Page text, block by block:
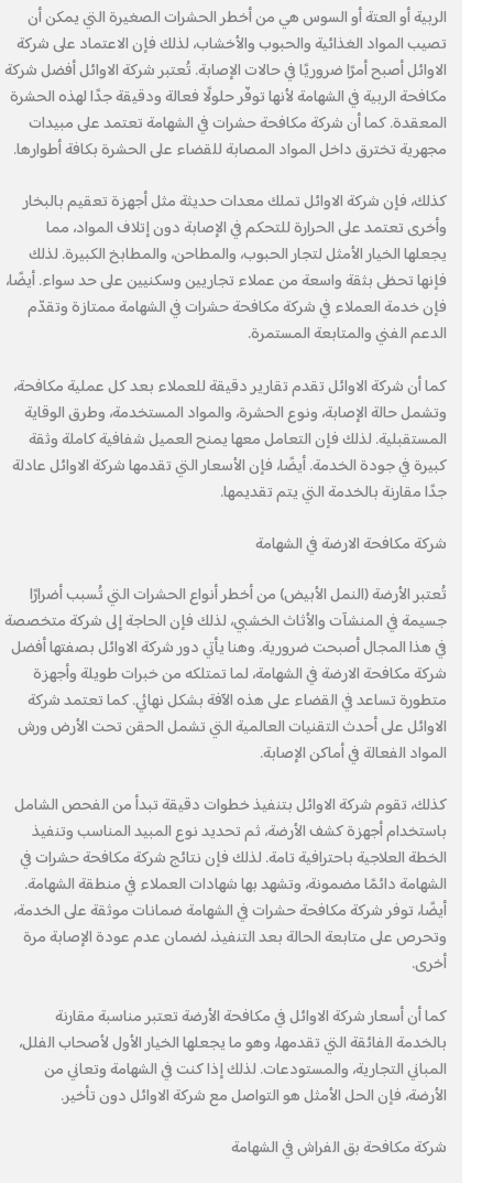
الربية أو العتة أو السوس هي من أخطر الحشرات الصغيرة التي يمكن أن
تصيب المواد الغذائية والحبوب والأخشاب، لذلك فإن الاعتماد على شركة
الاوائل أصبح أمرًا ضروريًا في حالات الإصابة. تُعتبر شركة الاوائل أفضل شركة
مكافحة الربية في الشهامة لأنها توفّر حلولًا فعالة ودقيقة جدًا لهذه الحشرة
المعقدة. كما أن شركة مكافحة حشرات في الشهامة تعتمد على مبيدات
مجهرية تخترق داخل المواد المصابة للقضاء على الحشرة بكافة أطوارها.
كذلك، فإن شركة الاوائل تملك معدات حديثة مثل أجهزة تعقيم بالبخار
وأخرى تعتمد على الحرارة للتحكم في الإصابة دون إتلاف المواد، مما
يجعلها الخيار الأمثل لتجار الحبوب، والمطاحن، والمطابخ الكبيرة. لذلك
فإنها تحظى بثقة واسعة من عملاء تجاريين وسكنيين على حد سواء. أيضًا،
فإن خدمة العملاء في شركة مكافحة حشرات في الشهامة ممتازة وتقدّم
الدعم الفني والمتابعة المستمرة.
كما أن شركة الاوائل تقدم تقارير دقيقة للعملاء بعد كل عملية مكافحة،
وتشمل حالة الإصابة، ونوع الحشرة، والمواد المستخدمة، وطرق الوقاية
المستقبلية. لذلك فإن التعامل معها يمنح العميل شفافية كاملة وثقة
كبيرة في جودة الخدمة. أيضًا، فإن الأسعار التي تقدمها شركة الاوائل عادلة
جدًا مقارنة بالخدمة التي يتم تقديمها.
شركة مكافحة الارضة في الشهامة
تُعتبر الأرضة (النمل الأبيض) من أخطر أنواع الحشرات التي تُسبب أضرارًا
جسيمة في المنشآت والأثاث الخشبي، لذلك فإن الحاجة إلى شركة متخصصة
في هذا المجال أصبحت ضرورية. وهنا يأتي دور شركة الاوائل بصفتها أفضل
شركة مكافحة الارضة في الشهامة، لما تمتلكه من خبرات طويلة وأجهزة
متطورة تساعد في القضاء على هذه الآفة بشكل نهائي. كما تعتمد شركة
الاوائل على أحدث التقنيات العالمية التي تشمل الحقن تحت الأرض ورش
المواد الفعالة في أماكن الإصابة.
كذلك، تقوم شركة الاوائل بتنفيذ خطوات دقيقة تبدأ من الفحص الشامل
باستخدام أجهزة كشف الأرضة، ثم تحديد نوع المبيد المناسب وتنفيذ
الخطة العلاجية باحترافية تامة. لذلك فإن نتائج شركة مكافحة حشرات في
الشهامة دائمًا مضمونة، وتشهد بها شهادات العملاء في منطقة الشهامة.
أيضًا، توفر شركة مكافحة حشرات في الشهامة ضمانات موثقة على الخدمة،
وتحرص على متابعة الحالة بعد التنفيذ، لضمان عدم عودة الإصابة مرة
أخرى.
كما أن أسعار شركة الاوائل في مكافحة الأرضة تعتبر مناسبة مقارنة
بالخدمة الفائقة التي تقدمها، وهو ما يجعلها الخيار الأول لأصحاب الفلل،
المباني التجارية، والمستودعات. لذلك إذا كنت في الشهامة وتعاني من
الأرضة، فإن الحل الأمثل هو التواصل مع شركة الاوائل دون تأخير.
شركة مكافحة بق الفراش في الشهامة